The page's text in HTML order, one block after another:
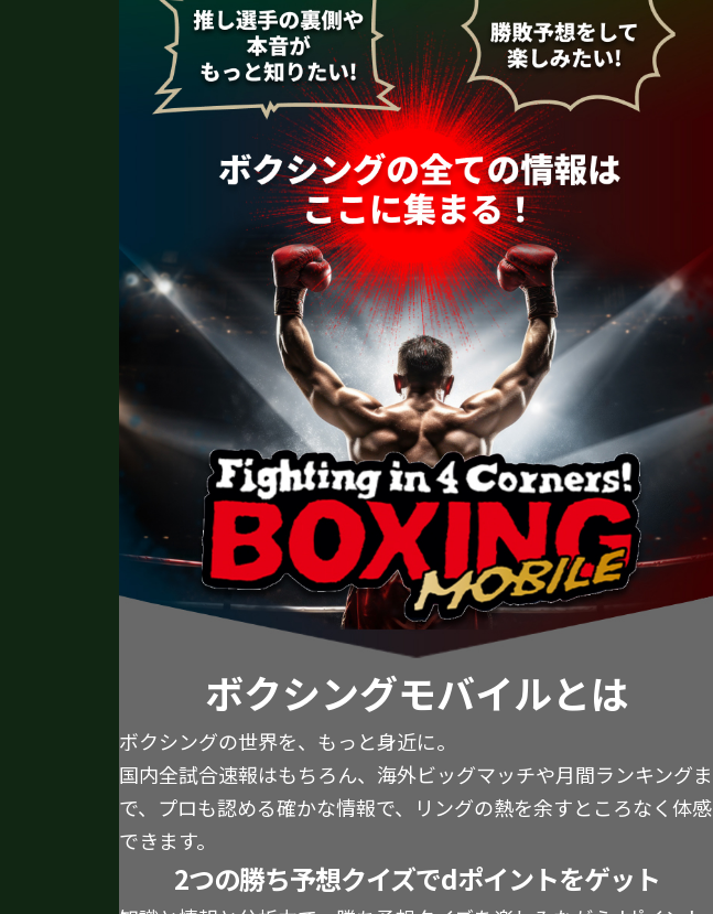
ボクシングモバイルとは
ボクシングの世界を、もっと身近に。
国内全試合速報はもちろん、海外ビッグマッチや月間ランキングま
で、プロも認める確かな情報で、リングの熱を余すところなく体感
できます。
2つの勝ち予想クイズでdポイントをゲット